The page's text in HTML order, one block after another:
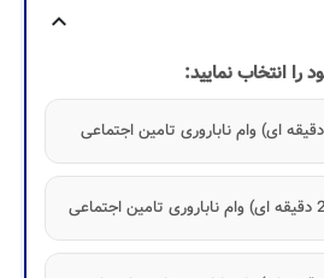
expand_more
انتخاب نمایید: